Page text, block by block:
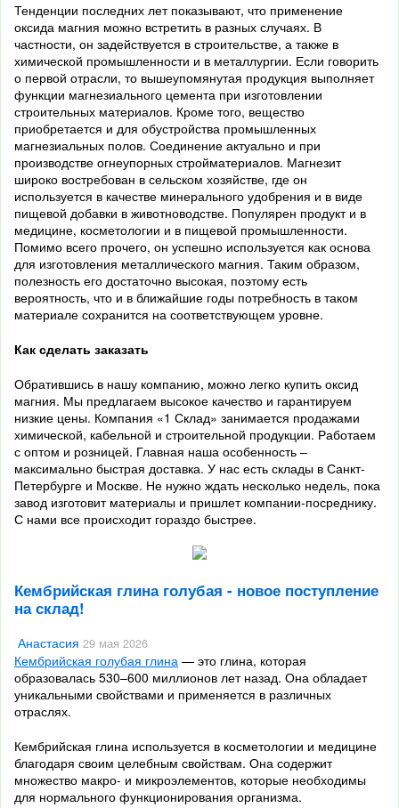
Тенденции последних лет показывают, что применение
оксида магния можно встретить в разных случаях. В
частности, он задействуется в строительстве, а также в
химической промышленности и в металлургии. Если говорить
о первой отрасли, то вышеупомянутая продукция выполняет
функции магнезиального цемента при изготовлении
строительных материалов. Кроме того, вещество
приобретается и для обустройства промышленных
магнезиальных полов. Соединение актуально и при
производстве огнеупорных стройматериалов. Магнезит
широко востребован в сельском хозяйстве, где он
используется в качестве минерального удобрения и в виде
пищевой добавки в животноводстве. Популярен продукт и в
медицине, косметологии и в пищевой промышленности.
Помимо всего прочего, он успешно используется как основа
для изготовления металлического магния. Таким образом,
полезность его достаточно высокая, поэтому есть
вероятность, что и в ближайшие годы потребность в таком
материале сохранится на соответствующем уровне.
Как сделать заказать
Обратившись в нашу компанию, можно легко купить оксид
магния. Мы предлагаем высокое качество и гарантируем
низкие цены. Компания «1 Склад» занимается продажами
химической, кабельной и строительной продукции. Работаем
с оптом и розницей. Главная наша особенность –
максимально быстрая доставка. У нас есть склады в Санкт-
Петербурге и Москве. Не нужно ждать несколько недель, пока
завод изготовит материалы и пришлет компании-посреднику.
С нами все происходит гораздо быстрее.
Кембрийская глина голубая - новое поступление
на склад!
Анастасия 29 мая 2026
Кембрийская голубая глина — это глина, которая
образовалась 530–600 миллионов летназад. Она обладает
уникальными свойствами и применяется в различных
отраслях.
Кембрийская глина используется в косметологии и медицине
благодаря своим целебным свойствам. Она содержит
множество макро- и микроэлементов, которые необходимы
для нормального функционирования организма.